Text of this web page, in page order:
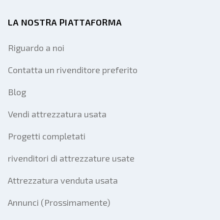
LA NOSTRA PIATTAFORMA
Riguardo a noi
Contatta un rivenditore preferito
Blog
Vendi attrezzatura usata
Progetti completati
rivenditori di attrezzature usate
Attrezzatura venduta usata
Annunci (Prossimamente)